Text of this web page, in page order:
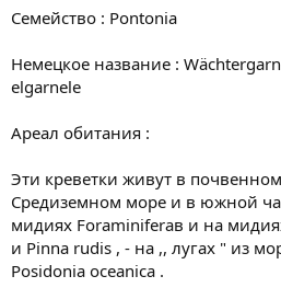
Семейство : Pontonia
Немецкое название :
elgarnele
Ареал обитания :
Эти креветки живут в почвенном
Средиземном море и в южной
мидиях Foraminiferaв и на
и Pinna rudis , - на ,, лугах " из
Posidonia oceanica .